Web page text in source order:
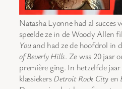
Natasha Lyonne had al succes
speelde ze in de Woody Allen
Youand had ze de hoofdrol in
of Beverly Hills. Ze was 20 jaar
première ging. In hetzelfde
klassiekersDetroit Rock Cityen